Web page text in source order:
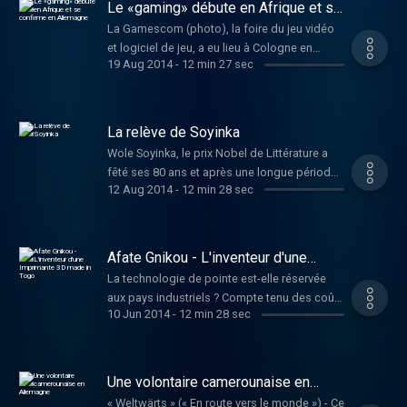
relayée par les médias. En seconde partie
d’émission, il sera question de musique avec
le palmarès des « MTV Video Music Awards
Le «gaming» débute en Afrique et se
confirme en Allemagne
La Gamescom (photo), la foire du jeu vidéo
et logiciel de jeu, a eu lieu à Cologne en
Allemagne où près de 30 millions de
allons nous rendre en Afrique où le
«gaming», particulièrement sur Téléphone
portable, se développe de jour en jour.
Notamment au Kenya, l’un des précurseurs,
en Afrique, du monde numérique.
19 Aug 2014- 12 min 27 sec
La relève de Soyinka
Wole Soyinka, le prix Nobel de Littérature a
fêté ses 80 ans et après une longue période
infructueuse, le Nigéria est de retour sur la
sont en haut de l’affiche. Mais pourquoi leurs
rend leurs oeuvres si intéressantes et
actuelles ?
12 Aug 2014- 12 min 28 sec
Afate Gnikou - L'inventeur d'une
Imprimante 3D made in Togo
La technologie de pointe est-elle réservée
aux pays industriels ? Compte tenu des coûts
que cela représente, on peut penser que oui.
togolais où convergent les connaissances
10 Jun 2014- 12 min 28 sec
Une volontaire camerounaise en
Allemagne
« Weltwärts » (« En route vers le monde ») - Ce